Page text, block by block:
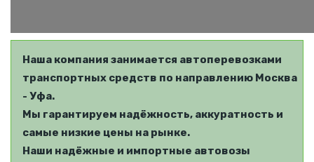
Наша компания занимается автоперевозками
транспортных средств по направлению Москва
- Уфа.
Мы гарантируем надёжность, аккуратность и
самые низкие цены на рынке.
Наши надёжные и импортные автовозы